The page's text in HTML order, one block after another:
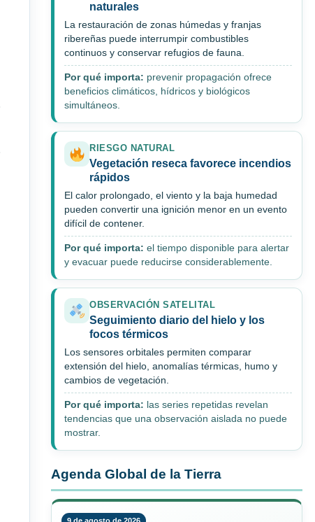
naturales
La restauración de zonas húmedas y franjas
ribereñas puede interrumpir combustibles
continuos y conservar refugios de fauna.
Por qué importa: prevenir propagación ofrece
beneficios climáticos, hídricos y biológicos
simultáneos.
RIESGO NATURAL
Vegetación reseca favorece incendios
rápidos
El calor prolongado, el viento y la baja humedad
pueden convertir una ignición menor en un evento
difícil de contener.
Por qué importa: el tiempo disponible para alertar
y evacuar puede reducirse considerablemente.
OBSERVACIÓN SATELITAL
Seguimiento diario del hielo y los
focos térmicos
Los sensores orbitales permiten comparar
extensión del hielo, anomalías térmicas, humo y
cambios de vegetación.
Por qué importa: las series repetidas revelan
tendencias que una observación aislada no puede
mostrar.
Agenda Global de la Tierra